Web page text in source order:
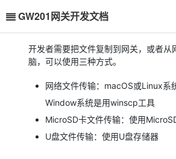
GW201网关开发文档
开发者需要把文件复制到网关，或者从
脑，可以使用三种方式。
网络文件传输：macOS或Linux系
Window系统是用winscp工具
MicroSD卡文件传输：使用
U盘文件传输：使用U盘存储器